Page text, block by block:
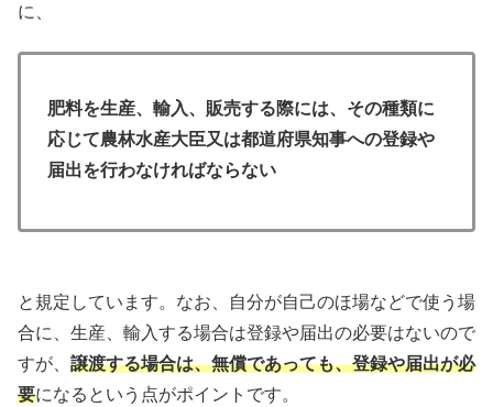
に、
肥料を生産、輸入、販売する際には、その種類に
応じて農林水産大臣又は都道府県知事への登録や
届出を行わなければならない
と規定しています。なお、自分が自己のほ場などで使う場
合に、生産、輸入する場合は登録や届出の必要はないので
すが、 譲渡する場合は、無償であっても、登録や届出が必
要になるという点がポイントです。